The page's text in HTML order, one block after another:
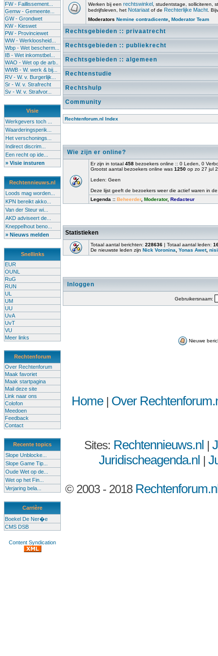
FW - Faillissement...
Gemw - Gemeente...
GW - Grondwet
KW - Kieswet
PW - Provinciewet
WW - Werkloosheid...
Wbp - Wet bescherm...
IB - Wet inkomstbel...
WAO - Wet op de arb..
WWB - W. werk & bij...
RV - W. v. Burgerlijk...
Sr - W. v. Strafrecht
Sv - W. v. Strafvor...
Visie
Werkgevers toch ...
Waarderingsperik...
Het verschonings...
Indirect discrim...
Een recht op ide...
» Visie insturen
Rechtennieuws.nl
Loods mag worden...
KPN bereikt akko...
Van der Steur wi...
AKD adviseert de...
Kneppelhout beno...
» Nieuws melden
Snellinks
EUR
OUNL
RuG
RUN
UL
UM
UU
UvA
UvT
VU
Meer links
Rechtenforum
Over Rechtenforum
Maak favoriet
Maak startpagina
Mail deze site
Link naar ons
Colofon
Meedoen
Feedback
Contact
Recente topics
Slope Unblocke...
Slope Game Tip...
Oude Wet op de...
Wet op het Fin...
Verjaring bela...
Carrière
Boekel De Ner�e
CMS DSB
Content Syndication
Werken bij een rechtswinkel , studentstage, solliciteren,
bedrijfsleven, het Notariaat of de Rechterlijke Macht .
Moderators Nemine contradicente Moderator Team
Rechtsgebieden :: privaatrecht
Rechtsgebieden :: publiekrecht
Rechtsgebieden :: algemeen
Rechtenstudie
Rechtshulp
Community
Rechtenforum.nl Index
Wie zijn er online?
Er zijn in totaal 458 bezoekers online :: 0 Leden, 0
Grootst aantal bezoekers online was 1250 op zo 27 jul
Leden: Geen
Deze lijst geeft de bezoekers weer die actief waren in
Legenda :: Beheerder, Moderator, Redacteur
Statistieken
Totaal aantal berichten: 228636 | Totaal aantal leden:
De nieuwste leden zijn Nick Voronina Yonas Awet,
Inloggen
Gebruikersnaam:
Nieuwe
Home| Over
Sites: Rechtennieuws.nl |
Juridischeagenda.nl |
© 2003 - 2018